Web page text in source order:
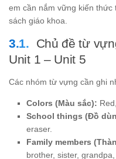
em cần nắm vững kiến thức
sách giáo khoa.
Chủ đề từ
Unit 1 – Unit 5
Các nhóm từ vựng cần ghi
Colors (Màu sắc):
School things (Đồ
eraser.
Family members
brother, sister, grandpa,